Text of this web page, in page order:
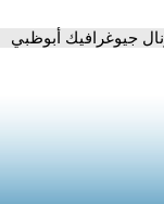
جيوغرافيك أبوظبي